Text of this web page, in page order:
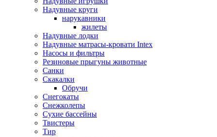
Надувные круги
нарукавники
жилеты
Надувные лодки
Надувные матрасы-кровати Intex
Насосы и фильтры
Резиновые прыгуны животные
Санки
Скакалки
Обручи
Снегокаты
Снежколепы
Сухие бассейны
Твистеры
Тир